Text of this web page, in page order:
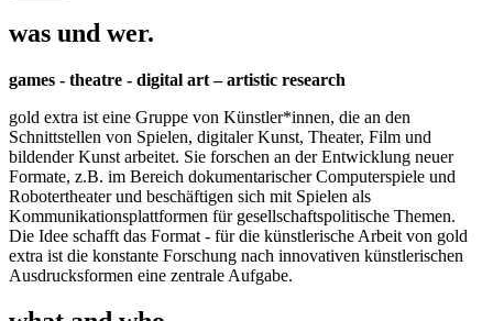
was und wer.
games - theatre - digital art – artistic research
gold extra ist eine Gruppe von Künstler*innen, die an den
Schnittstellen von Spielen, digitaler Kunst, Theater, Film und
bildender Kunst arbeitet. Sie forschen an der Entwicklung neuer
Formate, z.B. im Bereich dokumentarischer Computerspiele und
Robotertheater und beschäftigen sich mit Spielen als
Kommunikationsplattformen für gesellschaftspolitische Themen.
Die Idee schafft das Format - für die künstlerische Arbeit von gold
extra ist die konstante Forschung nach innovativen künstlerischen
Ausdrucksformen eine zentrale Aufgabe.